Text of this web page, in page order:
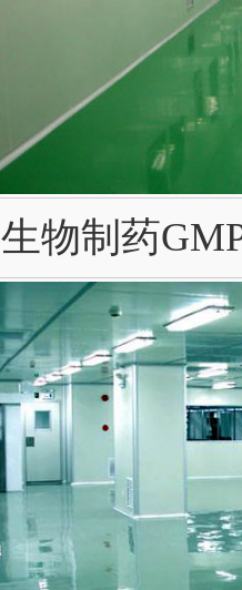
生物制药